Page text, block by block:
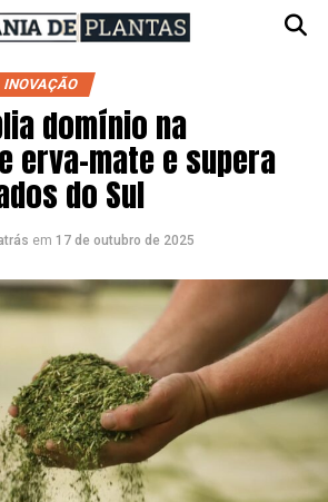
INOVAÇÃO
domínio na
erva-mate e supera
do Sul
em 17 de outubro de 2025